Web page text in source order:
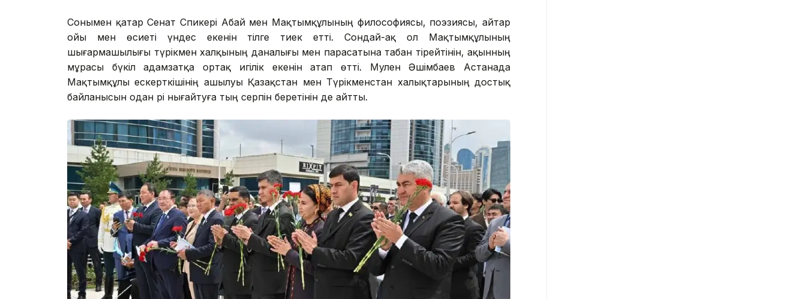
Сонымен қатар Сенат Спикері Абай мен Мақтымқұлының философиясы, поэзиясы, айтар
ойы мен өсиеті үндес екенін тілге тиек етті. Сондай-ақ ол Мақтымқұлының
шығармашылығы түрікмен халқының даналығы мен парасатына табан тірейтінін, ақынның
мұрасы бүкіл адамзатқа ортақ игілік екенін атап өтті. Мәулен Әшімбаев Астанада
Мақтымқұлы ескерткішінің ашылуы Қазақстан мен Түрікменстан халықтарының достық
байланысын одан әрі нығайтуға тың серпін беретінін де айтты.